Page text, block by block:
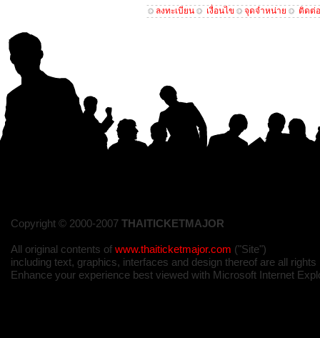
ลงทะเบียน เงื่อนไข จุดจำหน่าย ติดต่อ
Copyright © 2000-2007 THAITICKETMAJOR
All original contents of www.thaiticketmajor.com ("Site")
including text, graphics, interfaces and design thereof are all
Enhance your experience best viewed with Microsoft Internet